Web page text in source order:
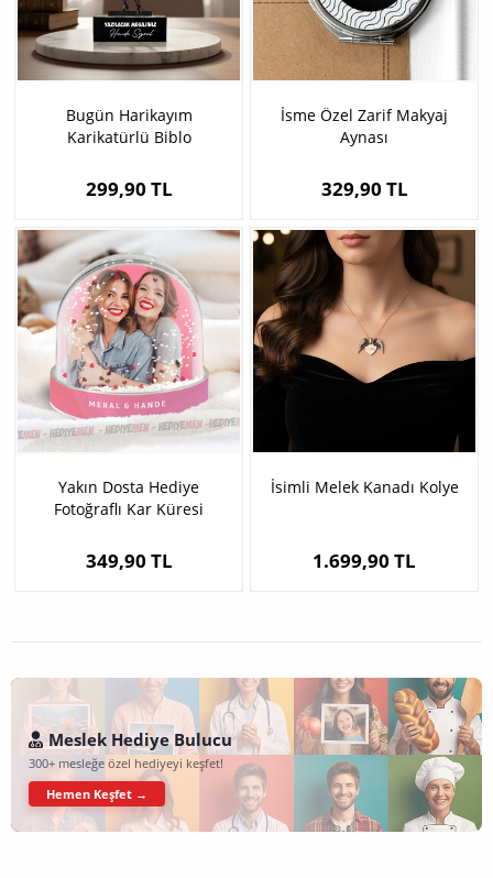
Bugün Harikayım
Karikatürlü Biblo
299,90 TL
İsme Özel Zarif Makyaj
Aynası
329,90 TL
Yakın Dosta Hediye
Fotoğraflı Kar Küresi
349,90 TL
İsimli Melek Kanadı Kolye
1.699,90 TL
Meslek Hediye Bulucu
300+ mesleğe özel hediyeyi keşfet!
Hemen Keşfet →